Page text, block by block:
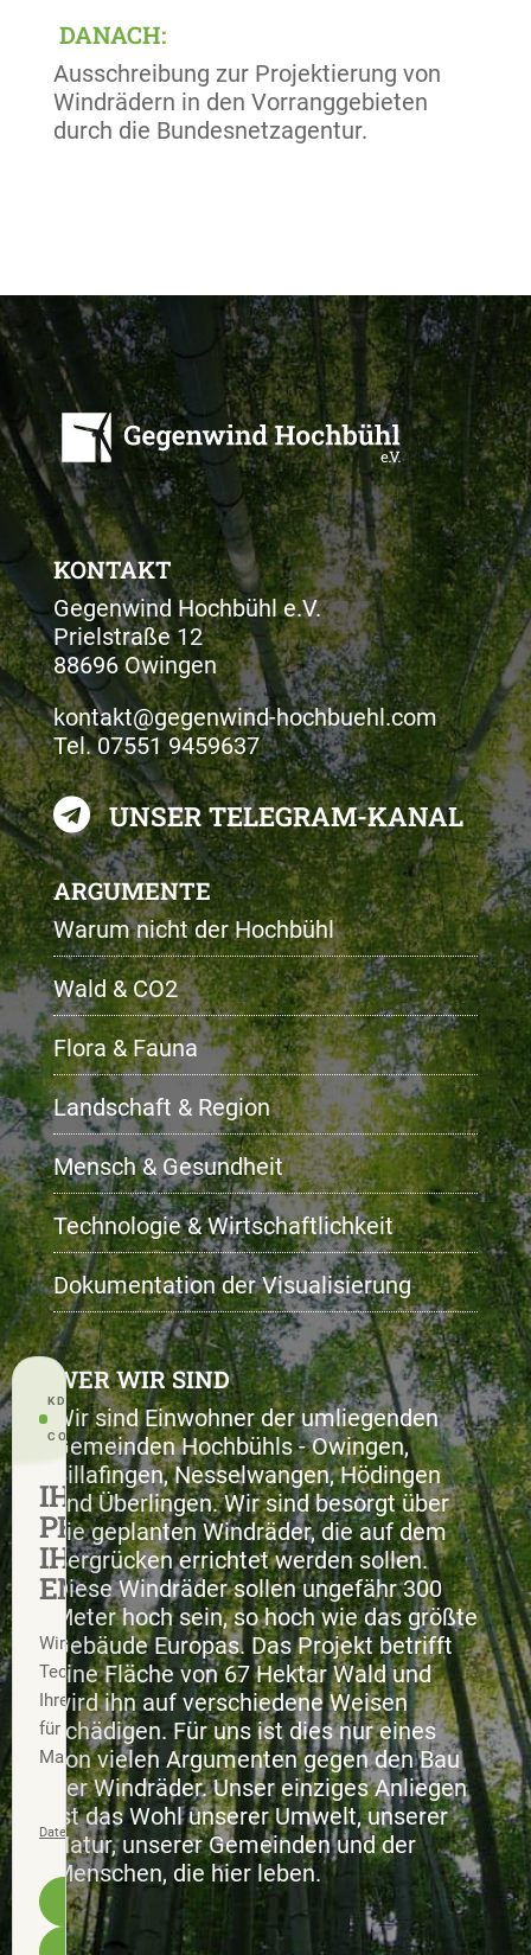
DANACH:
Ausschreibung zur Projektierung von
Windrädern in den Vorranggebieten
durch die Bundesnetzagentur.
KONTAKT
Gegenwind Hochbühl e.V.
Prielstraße 12
88696 Owingen
kontakt@gegenwind-hochbuehl.com
Tel.07551 9459637
 UNSER TELEGRAM-KANAL
ARGUMENTE
Warum nicht der Hochbühl
Wald & CO2
Flora & Fauna
Landschaft & Region
Mensch & Gesundheit
Technologie & Wirtschaftlichkeit
Dokumentation der Visualisierung
WER WIR SIND
Wir sind Einwohner der umliegenden
Gemeinden Hochbühls - Owingen,
Billafingen, Nesselwangen, Hödingen
und Überlingen. Wir sind besorgt über
die geplanten Windräder, die auf dem
Bergrücken errichtet werden sollen.
Diese Windräder sollen ungefähr 300
Meter hoch sein, so hoch wie das größte
Gebäude Europas. Das Projekt betrifft
eine Fläche von 67 Hektar Wald und
wird ihn auf verschiedene Weisen
schädigen. Für uns ist dies nur eines
von vielen Argumenten gegen den Bau
der Windräder. Unser einziges Anliegen
ist das Wohl unserer Umwelt, unserer
Natur, unserer Gemeinden und der
Menschen, die hier leben.
KD CONSENT · PRIVACY
CONTROL
IHRE
PRIVATSPHÄRE.
IHRE
ENTSCHEIDUNG.
Wir verwenden notwendige
Technologien und – nur mit
Ihrer Zustimmung – Dienste
für Statistik, Komfort und
Marketing.
Datenschutz ImpressumRichtlinie 1.2
Alle akzeptieren